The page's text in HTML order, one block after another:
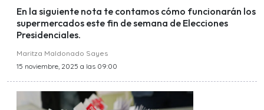
En la siguiente nota te contamos cómo funcionarán los
supermercados este fin de semana de Elecciones
Presidenciales.
Maritza Maldonado Sayes
15 noviembre, 2025 a las 09:00